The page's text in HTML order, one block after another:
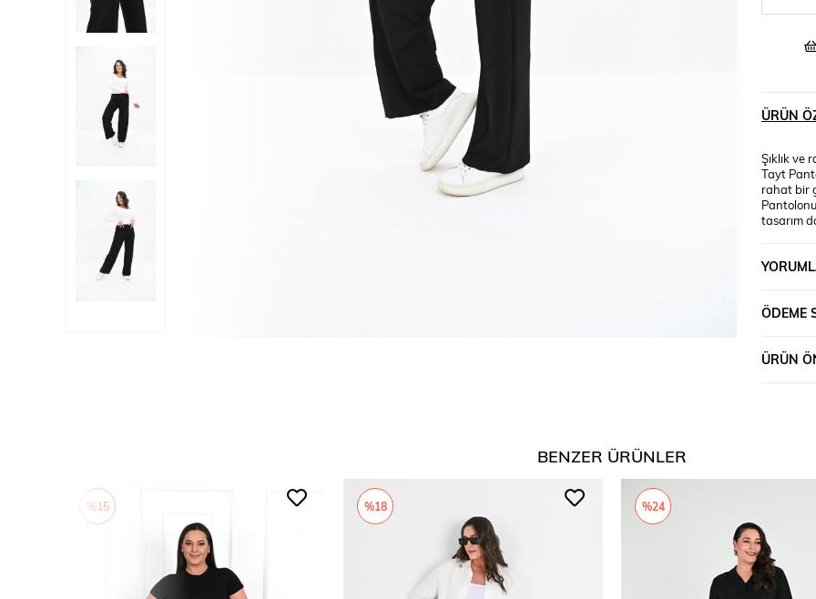
ÜRÜN
Şıklık ve
Tayt
rahat bir
tasarım
kumaşı
Bel: 89
ÖDEME
ÜRÜN
BENZER ÜRÜNLER
%15 %18 %24